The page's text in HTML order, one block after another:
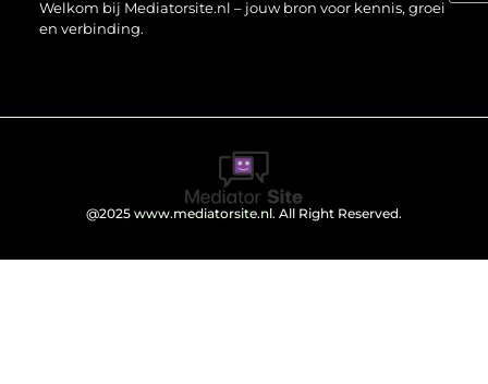
Welkom bij Mediatorsite.nl – jouw bron voor kennis, groei
en verbinding.
@2025 www.mediatorsite.nl. All Right Reserved.